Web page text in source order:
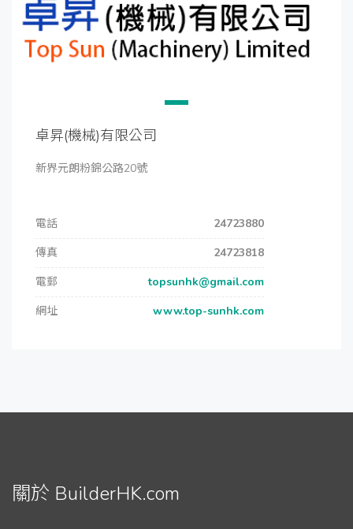
卓昇(機械)有限公司
新界元朗粉錦公路20號
電話
24723880
傳真
24723818
電郵
topsunhk@gmail.com
網址
www.top-sunhk.com
關於 BuilderHK.com